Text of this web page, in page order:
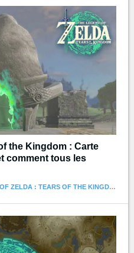
the Kingdom : Carte
comment tous les
THE LEGEND OF ZELDA : TEARS OF THE KINGDOM